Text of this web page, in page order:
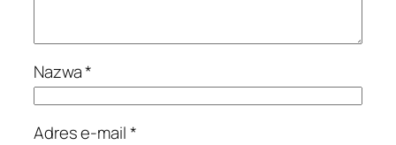
Nazwa*
Adres e-mail*